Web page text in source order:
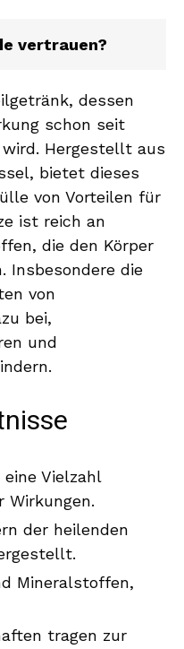
vertrauen?
dessen
schon seit
Hergestellt aus
bietet dieses
von Vorteilen für
ist reich an
die den Körper
Insbesondere die
von
bei,
und
Vielzahl
Wirkungen.
der heilenden
Mineralstoffen,
tragen zur